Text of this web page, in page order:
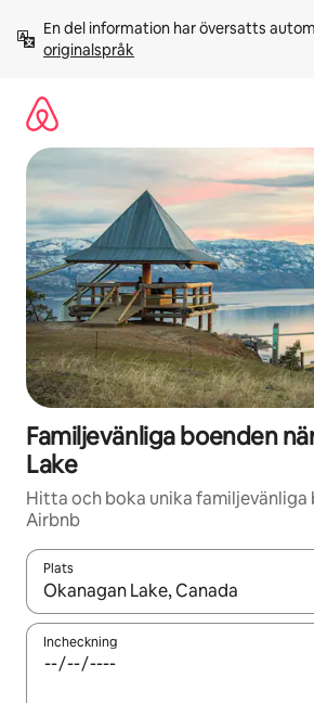
innehåll
En del information har översatts
originalspråk
Familjevänliga boenden
Lake
Hitta och boka unika familjevänliga
Airbnb
Plats
När resultaten är tillgängliga kan du
Incheckning